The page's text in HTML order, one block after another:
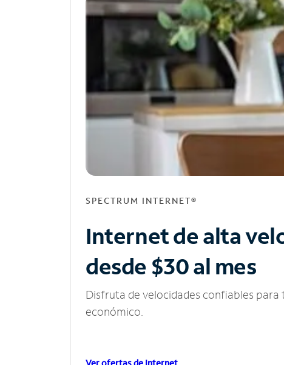
SPECTRUM INTERNET®
Internet de alta
desde $30 al mes
Disfruta de velocidades confiables para
económico.